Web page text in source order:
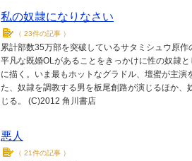
私の奴隷になりなさい
（ 23件の記事 ）
累計部数35万部を突破しているサタミシュウ原作
平凡な既婚OLがあることをきっかけに性の奴隷
に描く。いま最もホットなグラドル、壇蜜が主演
た、奴隷を調教する男を板尾創路が演じるほか、
じる。 (C)2012 角川書店
悪人
（ 21件の記事 ）